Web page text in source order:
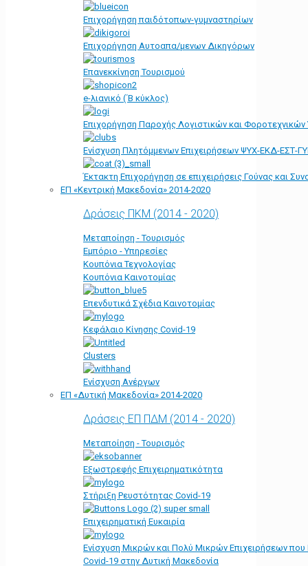
Επιχορήγηση παιδότοπων-γυμναστηρίων
Επιχορήγηση Αυτοαπα/μενων Δικηγόρων
Επανεκκίνηση Τουρισμού
e-λιανικό (΄Β κύκλος)
Επιχορήγηση Παροχής Λογιστικών και
Ενίσχυση Πλητόμμενων Επιχειρήσεων ΨΥΧ-ΕΚΔ-ΕΣΤ-
Έκτακτη Επιχορήγηση σε επιχειρήσεις Γούνας και
ΕΠ «Kεντρική Μακεδονία» 2014-2020
Δράσεις ΠΚΜ (2014 - 2020)
Μεταποίηση - Τουρισμός
Εμπόριο - Υπηρεσίες
Κουπόνια Τεχνολογίας
Κουπόνια Καινοτομίας
Επενδυτικά Σχέδια Καινοτομίας
Κεφάλαιο Κίνησης Covid-19
Clusters
Ενίσχυση Ανέργων
ΕΠ «Δυτική Μακεδονία» 2014-2020
Δράσεις ΕΠ ΠΔΜ (2014 - 2020)
Μεταποίηση - Τουρισμός
Εξωστρεφής Επιχειρηματικότητα
Στήριξη Ρευστότητας Covid-19
Επιχειρηματική Ευκαιρία
Ενίσχυση Μικρών και Πολύ Μικρών Επιχειρήσεων
Covid-19 στην Δυτική Μακεδονία